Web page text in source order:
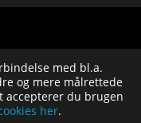
med bl.a.
og mere målrettede
accepterer du brugen
her.